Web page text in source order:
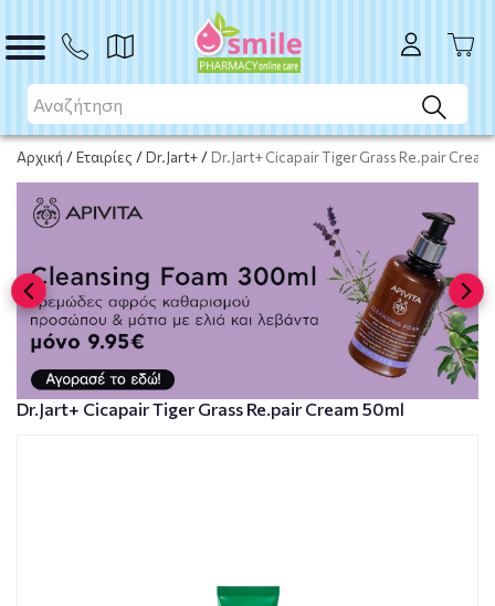
Αρχική /Εταιρίες /Dr.Jart+ / Dr.Jart+ Cicapair Tiger Grass Re.pair
ΑΓΟΡΑ
Dr.Jart+ Cicapair Tiger Grass Re.pair Cream 50ml